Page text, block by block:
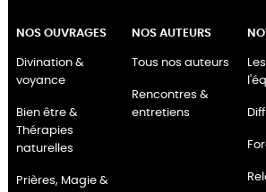
NOS OUVRAGES
Divination &
voyance
Bien être &
Thérapies
naturelles
Prières, Magie &
NOS AUTEURS
Tous nos auteurs
Rencontres &
entretiens